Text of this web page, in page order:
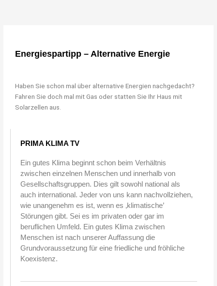
Energiespartipp – Alternative Energie
Haben Sie schon mal über alternative Energien nachgedacht?
Fahren Sie doch mal mit Gas oder statten Sie Ihr Haus mit
Solarzellen aus.
PRIMA KLIMA TV
Ein gutes Klima beginnt schon beim Verhältnis
zwischen einzelnen Menschen und innerhalb von
Gesellschaftsgruppen. Dies gilt sowohl national als
auch international. Jeder von uns kann nachvollziehen,
wie unangenehm es ist, wenn es ‚klimatische’
Störungen gibt. Sei es im privaten oder gar im
beruflichen Umfeld. Ein gutes Klima zwischen
Menschen ist nach unserer Auffassung die
Grundvoraussetzung für eine friedliche und fröhliche
Koexistenz.